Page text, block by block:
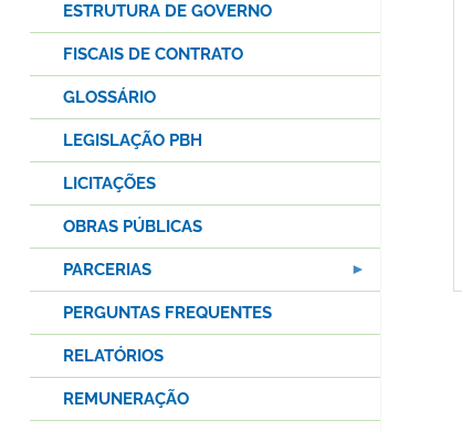
ESTRUTURA DE GOVERNO
FISCAIS DE CONTRATO
GLOSSÁRIO
LEGISLAÇÃO PBH
LICITAÇÕES
OBRAS PÚBLICAS
PARCERIAS
PERGUNTAS FREQUENTES
RELATÓRIOS
REMUNERAÇÃO